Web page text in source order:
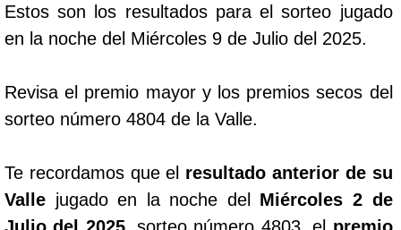
Estos son los resultados para el sorteo jugado
en la noche del Miércoles 9 de Julio del 2025.
Revisa el premio mayor y los premios secos del
sorteo número 4804 de la Valle.
Te recordamos que el resultado anterior de su
Valle jugado en la noche del Miércoles 2 de